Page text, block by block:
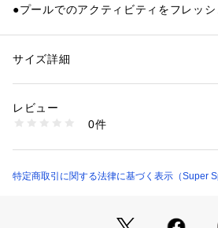
●プールでのアクティビティをフレッシ
高い耐塩素性、4WAYストレッチ性に
す。足さばきのよい3分丈。UVカット
のロゴをプリントした、シンプルなデ
【返品・注意事項について】
性別：レディース
ア
1540000351491
サイズ詳細
レビュー
0件
特定商取引に関する法律に基づく表示（Super